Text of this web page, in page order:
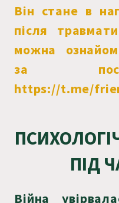
Він стане в
після
можна
за
https://t.me/
ПІД
Війна